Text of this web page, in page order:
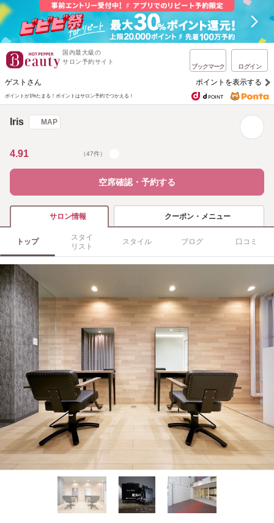
国内最大級の
サロン予約サイト
ブックマーク ログイン
ゲストさん ポイントを表示する
ポイントが1%たまる！ ポイントはサロン予約でつかえる！
Iris MAP
4.91 （47件）
空席確認・予約する
サロン情報 クーポン・メニュー
トップ
スタイ
リスト
スタイル ブログ 口コミ